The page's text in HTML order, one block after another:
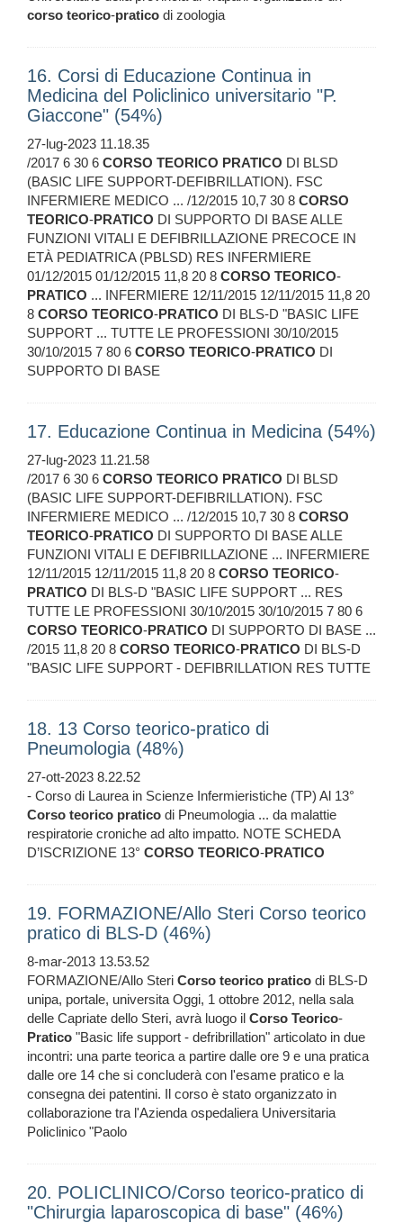
corso teorico-pratico di zoologia
16. Corsi di Educazione Continua in
Medicina del Policlinico universitario "P.
Giaccone" (54%)
27-lug-2023 11.18.35
/2017 6 30 6 CORSO TEORICO PRATICO DI BLSD
(BASIC LIFE SUPPORT-DEFIBRILLATION). FSC
INFERMIERE MEDICO ... /12/2015 10,7 30 8 CORSO
TEORICO-PRATICO DI SUPPORTO DI BASE ALLE
FUNZIONI VITALI E DEFIBRILLAZIONE PRECOCE IN
ETÀ PEDIATRICA (PBLSD) RES INFERMIERE
01/12/2015 01/12/2015 11,8 20 8 CORSO TEORICO-
PRATICO ... INFERMIERE 12/11/2015 12/11/2015 11,8 20
8 CORSO TEORICO-PRATICO DI BLS-D "BASIC LIFE
SUPPORT ... TUTTE LE PROFESSIONI 30/10/2015
30/10/2015 7 80 6 CORSO TEORICO-PRATICO DI
SUPPORTO DI BASE
17. Educazione Continua in Medicina (54%)
27-lug-2023 11.21.58
/2017 6 30 6 CORSO TEORICO PRATICO DI BLSD
(BASIC LIFE SUPPORT-DEFIBRILLATION). FSC
INFERMIERE MEDICO ... /12/2015 10,7 30 8 CORSO
TEORICO-PRATICO DI SUPPORTO DI BASE ALLE
FUNZIONI VITALI E DEFIBRILLAZIONE ... INFERMIERE
12/11/2015 12/11/2015 11,8 20 8 CORSO TEORICO-
PRATICO DI BLS-D "BASIC LIFE SUPPORT ... RES
TUTTE LE PROFESSIONI 30/10/2015 30/10/2015 7 80 6
CORSO TEORICO-PRATICO DI SUPPORTO DI BASE ...
/2015 11,8 20 8 CORSO TEORICO-PRATICO DI BLS-D
"BASIC LIFE SUPPORT - DEFIBRILLATION RES TUTTE
18. 13 Corso teorico-pratico di
Pneumologia (48%)
27-ott-2023 8.22.52
- Corso di Laurea in Scienze Infermieristiche (TP) Al 13°
Corso teorico pratico di Pneumologia ... da malattie
respiratorie croniche ad alto impatto. NOTE SCHEDA
D’ISCRIZIONE 13° CORSO TEORICO-PRATICO
19. FORMAZIONE/Allo Steri Corso teorico
pratico di BLS-D (46%)
8-mar-2013 13.53.52
FORMAZIONE/Allo Steri Corso teorico pratico di BLS-D
unipa, portale, universita Oggi, 1 ottobre 2012, nella sala
delle Capriate dello Steri, avrà luogo il Corso Teorico-
Pratico "Basic life support - defribrillation" articolato in due
incontri: una parte teorica a partire dalle ore 9 e una pratica
dalle ore 14 che si concluderà con l'esame pratico e la
consegna dei patentini. Il corso è stato organizzato in
collaborazione tra l'Azienda ospedaliera Universitaria
Policlinico "Paolo
20. POLICLINICO/Corso teorico-pratico di
"Chirurgia laparoscopica di base" (46%)